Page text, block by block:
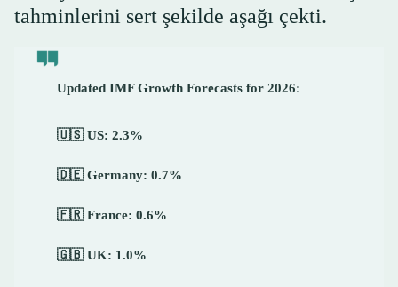
tahminlerini sert şekilde aşağı çekti.
Updated IMF Growth Forecasts for 2026:
🇺🇸 US: 2.3%
🇩🇪 Germany: 0.7%
🇫🇷 France: 0.6%
🇬🇧 UK: 1.0%